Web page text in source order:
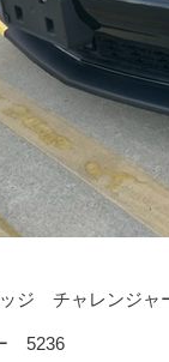
ジ チャレンジ
5236